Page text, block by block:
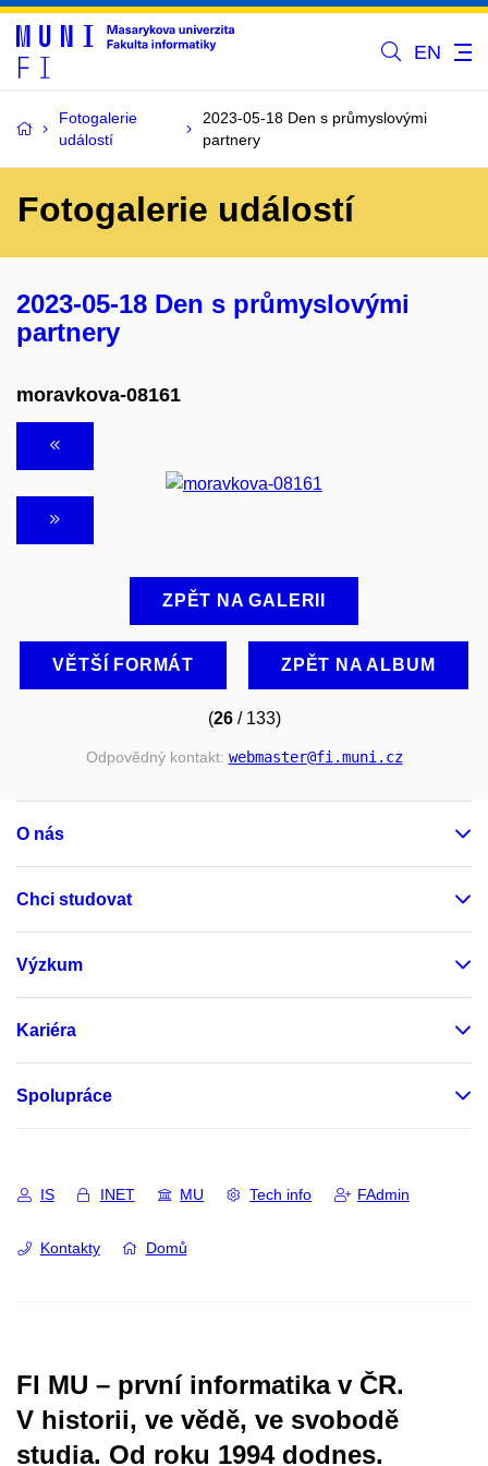
EN
Fotogalerie
událostí
2023-05-18 Den s průmyslovými
partnery
Fotogalerie událostí
2023-05-18 Den s průmyslovými
partnery
moravkova-08161
ZPĚT NA GALERII
VĚTŠÍ FORMÁT ZPĚT NA ALBUM
(26/ 133)
Odpovědný kontakt: webmaster@fi.muni.cz
O nás
Chci studovat
Výzkum
Kariéra
Spolupráce
IS INET MU Tech info FAdmin
Kontakty Domů
FI MU – první informatika v ČR.
V historii, ve vědě, ve svobodě
studia. Od roku 1994 dodnes.